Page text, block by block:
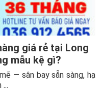
giá rẻ tại Long
mẫu kệ gì?
— sân bay sẵn sàng, hạ